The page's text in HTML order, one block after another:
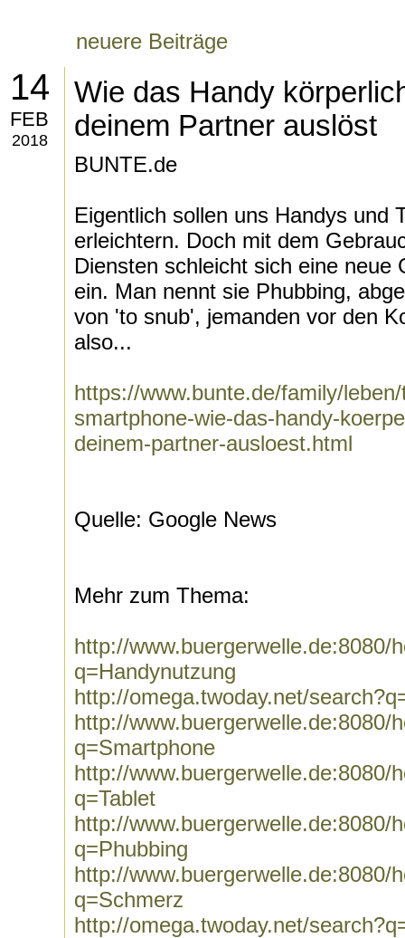
neuere Beiträge
14
FEB
2018
Wie das Handy
deinem Partner auslöst
BUNTE.de
Eigentlich sollen uns Handys und
erleichtern. Doch mit dem
Diensten schleicht sich eine neue
ein. Man nennt sie Phubbing,
von 'to snub', jemanden vor den
also...
https://www.bunte.de/family/
smartphone-wie-das-handy-
deinem-partner-ausloest.html
Quelle: Google News
Mehr zum Thema:
http://www.buergerwelle.de:8080/
q=Handynutzung
http://omega.twoday.net/
http://www.buergerwelle.de:8080/
q=Smartphone
http://www.buergerwelle.de:8080/
q=Tablet
http://www.buergerwelle.de:8080/
q=Phubbing
http://www.buergerwelle.de:8080/
q=Schmerz
http://omega.twoday.net/